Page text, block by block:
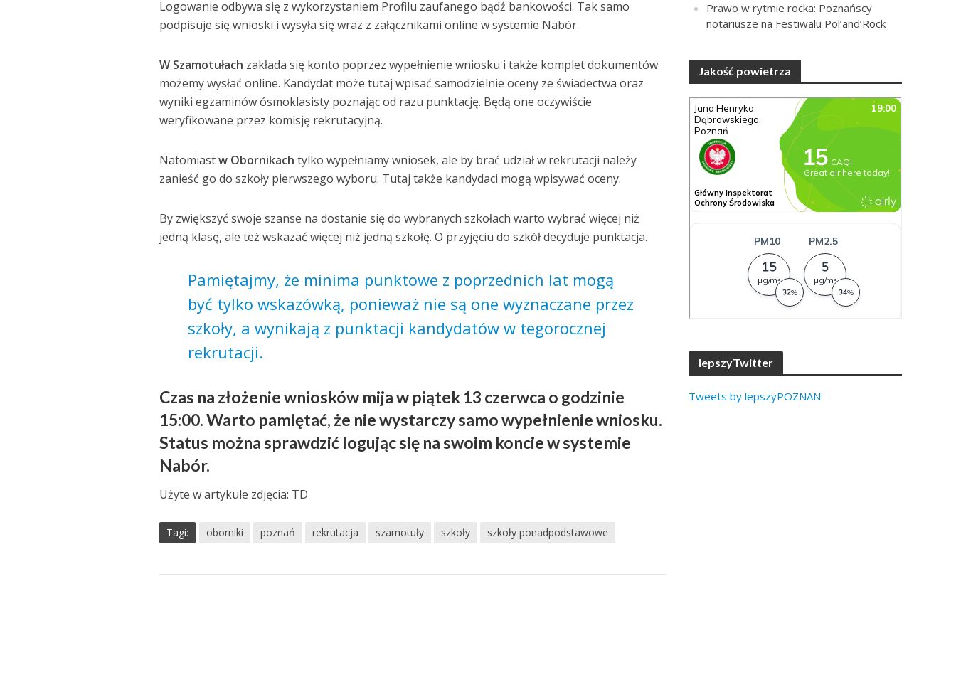
Logowanie odbywa się z wykorzystaniem Profilu zaufanego bądź bankowości. Tak samo
podpisuje się wnioski i wysyła się wraz z załącznikami online w systemie Nabór.
W Szamotułach zakłada się konto poprzez wypełnienie wniosku i także komplet dokumentów
możemy wysłać online. Kandydat może tutaj wpisać samodzielnie oceny ze świadectwa oraz
wyniki egzaminów ósmoklasisty poznając od razu punktację. Będą one oczywiście
weryfikowane przez komisję rekrutacyjną.
Natomiastw Obornikach tylko wypełniamy wniosek, ale by brać udział w rekrutacji należy
zanieść go do szkoły pierwszego wyboru. Tutaj także kandydaci mogą wpisywać oceny.
By zwiększyć swoje szanse na dostanie się do wybranych szkołach warto wybrać więcej niż
jedną klasę, ale też wskazać więcej niż jedną szkołę. O przyjęciu do szkół decyduje punktacja.
Pamiętajmy, że minima punktowe z poprzednich lat mogą
być tylko wskazówką, ponieważ nie są one wyznaczane przez
szkoły, a wynikają z punktacji kandydatów w tegorocznej
rekrutacji.
Czas na złożenie wniosków mija w piątek 13 czerwca o godzinie
15:00. Warto pamiętać, że nie wystarczy samo wypełnienie wniosku.
Status można sprawdzić logując się na swoim koncie w systemie
Nabór.
Użyte w artykule zdjęcia: TD
Tagi: oborniki poznań rekrutacja szamotuły szkoły szkoły ponadpodstawowe
Prawo w rytmie rocka: Poznańscy
notariusze na Festiwalu Pol’and’Rock
Jakość powietrza
lepszyTwitter
Tweets by lepszyPOZNAN